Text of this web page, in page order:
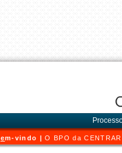
em-vindo | O BPO da CENTRAR